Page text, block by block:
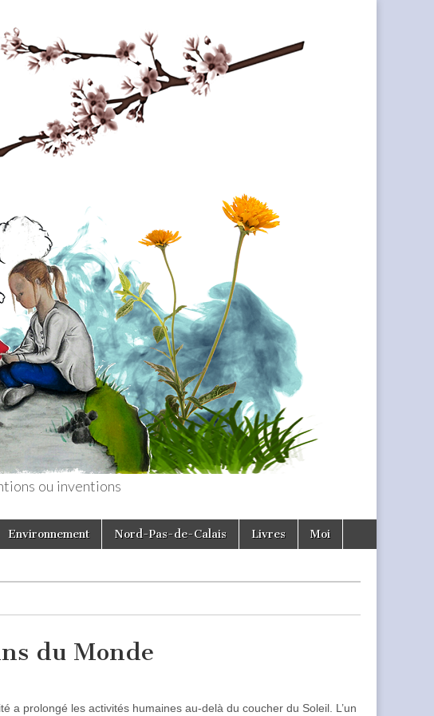
ou inventions
Environnement Nord-Pas-de-Calais Livres Moi
du Monde
a prolongé les activités humaines au-delà du coucher du Soleil. L’un